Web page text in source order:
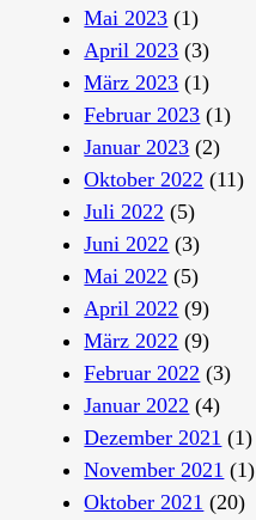
Mai 2023 (1)
April 2023 (3)
März 2023 (1)
Februar 2023 (1)
Januar 2023 (2)
Oktober 2022 (11)
Juli 2022 (5)
Juni 2022 (3)
Mai 2022 (5)
April 2022 (9)
März 2022 (9)
Februar 2022 (3)
Januar 2022 (4)
Dezember 2021 (1)
November 2021 (1)
Oktober 2021 (20)